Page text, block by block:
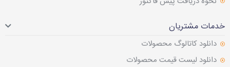
خدمات مشتریان
دانلود کاتالوگ محصولات
دانلود لیست قیمت محصولات